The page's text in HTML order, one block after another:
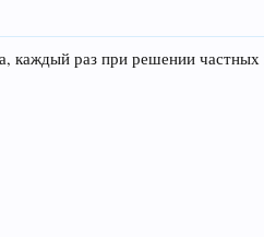
каждый раз при решении